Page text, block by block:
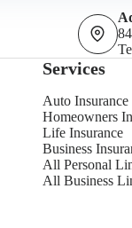
Services
Auto Insurance
Homeowners
Life Insurance
Business
All Personal
All Business